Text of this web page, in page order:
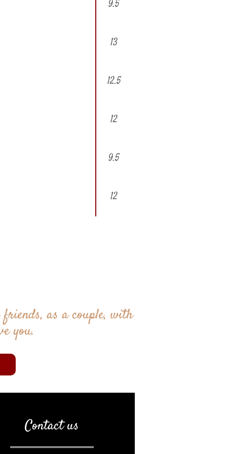
9.5
13
12.5
12
9.5
12
as a couple, with
you.
Contact us